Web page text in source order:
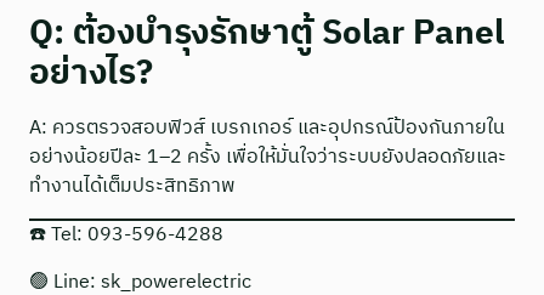
Q: ต้องบำรุงรักษาตู้ Solar Panel
อย่างไร?
A: ควรตรวจสอบฟิวส์ เบรกเกอร์ และอุปกรณ์ป้องกันภายใน
อย่างน้อยปีละ 1–2 ครั้ง เพื่อให้มั่นใจว่าระบบยังปลอดภัยและ
ทำงานได้เต็มประสิทธิภาพ
☎️ Tel: 093-596-4288
🟢 Line: sk_powerelectric